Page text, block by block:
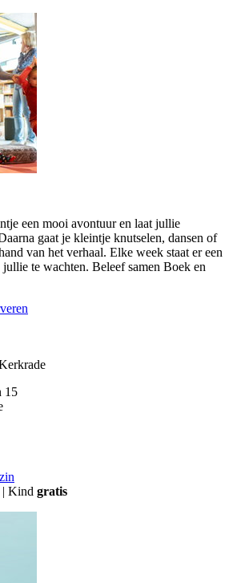
een mooi avontuur en laat jullie
gaat je kleintje knutselen, dansen of
van het verhaal. Elke week staat er een
te wachten. Beleef samen Boek en
15
| Kind gratis